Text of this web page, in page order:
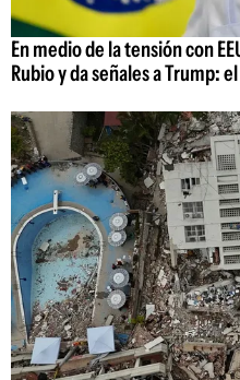
En medio de la tensión con
Rubio y da señales a Trump: